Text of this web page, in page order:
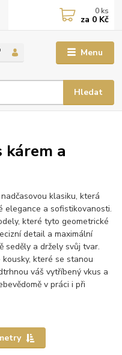
Menu
Hledat
0 ks
za 0 Kč
kárem a
klasiku, která
elegance a sofistikovanosti.
které tyto geometrické
detail a maximální
seděly a držely svůj tvar.
které se stanou
váš vytříbený vkus a
v práci i při